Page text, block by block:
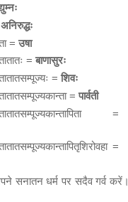
अनिरुद्धः
= उषा
= बाणासुरः
= शिवः
= पार्वती
=
=
सनातन धर्म पर सदैव गर्व करें।